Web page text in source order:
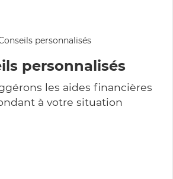
personnalisés
les aides financières
à votre situation